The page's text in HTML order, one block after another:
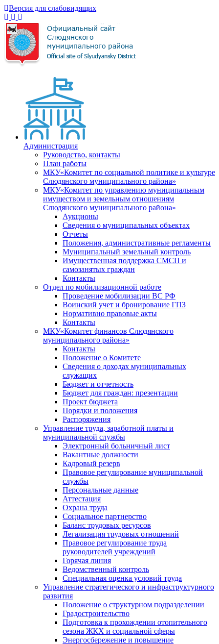
Версия для слабовидящих
Администрация
Руководство, контакты
План работы
МКУ«Комитет по социальной политике и культуре
Слюдянского муниципального района»
МКУ«Комитет по управлению муниципальным
имуществом и земельным отношениям
Слюдянского муниципального района»
Аукционы
Сведения о муниципальных объектах
Отчеты
Положения, административные регламенты
Муниципальный земельный контроль
Имущественная поддержка СМСП и
самозанятых граждан
Контакты
Отдел по мобилизационной работе
Проведение мобилизации ВС РФ
Воинский учет и бронирование ГПЗ
Нормативно правовые акты
Контакты
МКУ«Комитет финансов Слюдянского
муниципального района»
Контакты
Положение о Комитете
Сведения о доходах муниципальных
служащих
Бюджет и отчетность
Бюджет для граждан: презентации
Проект бюджета
Порядки и положения
Распоряжения
Управление труда, заработной платы и
муниципальной службы
Электронный больничный лист
Вакантные должности
Кадровый резерв
Правовое регулирование муниципальной
службы
Персональные данные
Аттестация
Охрана труда
Социальное партнерство
Баланс трудовых ресурсов
Легализация трудовых отношений
Правовое регулирование труда
руководителей учреждений
Горячая линия
Ведомственный контроль
Специальная оценка условий труда
Управление стратегического и инфраструктурного
развития
Положение о структурном подразделении
Градостроительство
Подготовка к прохождении отопительного
сезона ЖКХ и социальной сферы
Энергосбережение и повышение